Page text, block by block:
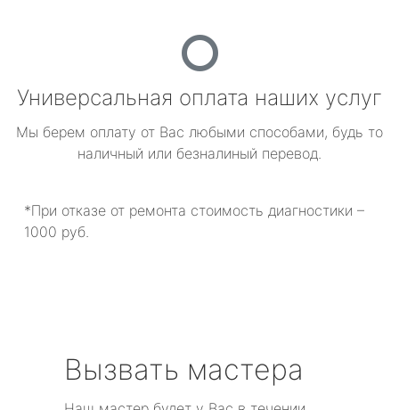
Универсальная оплата наших услуг
Мы берем оплату от Вас любыми способами, будь то
наличный или безналиный перевод.
*При отказе от ремонта стоимость диагностики –
1000 руб.
Вызвать мастера